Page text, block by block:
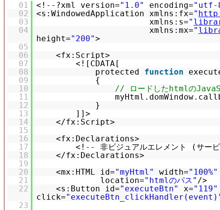
01 <!--?xml version="1.0" encoding="utf-
02
<s:WindowedApplication xmlns:fx="
03
xmlns:s="
04
xmlns:mx="
height="200">
05
06
<fx:Script>
07
<![CDATA[
08
protected function
09
{
10
// ロードしたhtmlの
11
12
}
13
]]>
14
</fx:Script>
15
16
<fx:Declarations>
17
<!-- 非ビジュアルエレメント (サー
18
</fx:Declarations>
19
20
<mx:HTML id="myHtml" width="100%"
21
location="htmlのパス" />
22
<s:Button id="executeBtn" x="119"
click=
23